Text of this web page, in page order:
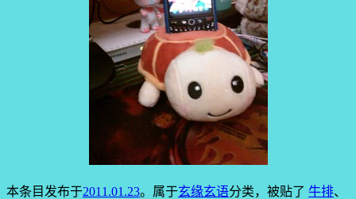
本条目发布于2011.01.23。属于玄缘玄语分类，被贴了 牛排、